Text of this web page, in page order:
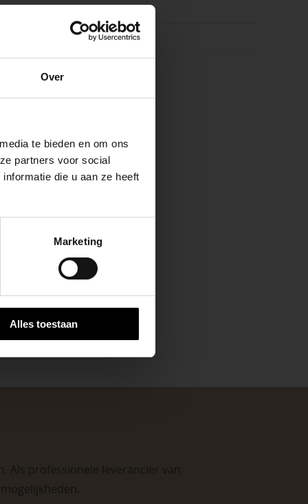
Over
te bieden en om ons
partners voor social
die u aan ze heeft
Marketing
Alles toestaan
Als professionele leverancier van
van jouw